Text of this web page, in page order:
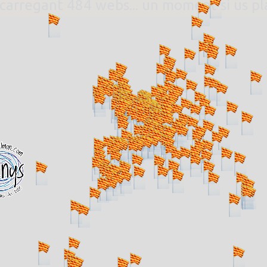
484 webs... un moment si us